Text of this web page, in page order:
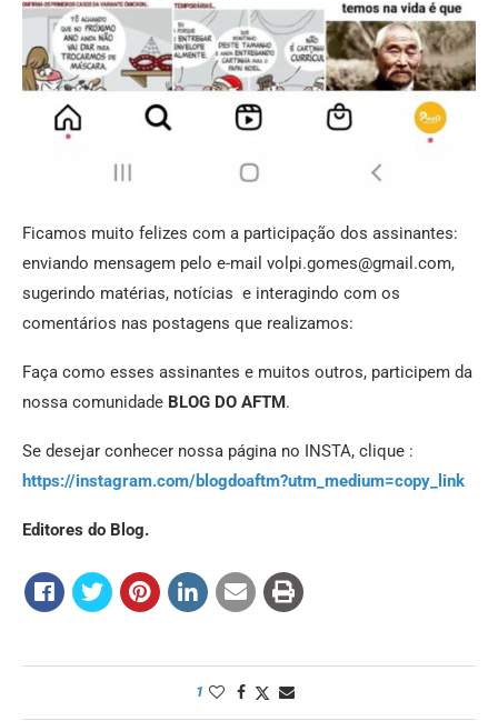
Ficamos muito felizes com a participação dos assinantes:
enviando mensagem pelo e-mail volpi.gomes@gmail.com,
sugerindo matérias, notícias e interagindo com os
comentários nas postagens que realizamos:
Faça como esses assinantes e muitos outros, participem da
nossa comunidade BLOG DO AFTM.
Se desejar conhecer nossa página no INSTA, clique :
https://instagram.com/blogdoaftm?utm_medium=copy_link
Editores do Blog.
1